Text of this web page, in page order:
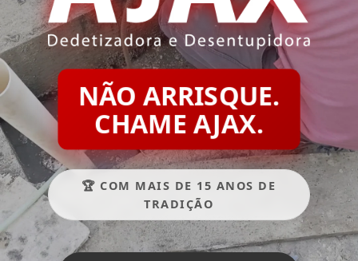
NÃO ARRISQUE.
CHAME AJAX.
🏆 COM MAIS DE 15 ANOS DE
TRADIÇÃO